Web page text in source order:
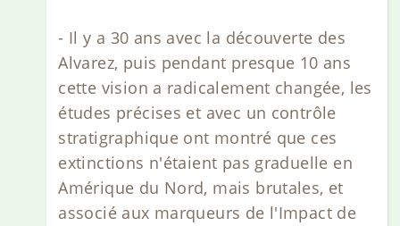
- Il y a 30 ans avec la découverte des
Alvarez, puis pendant presque 10 ans
cette vision a radicalement changée, les
études précises et avec un contrôle
stratigraphique ont montré que ces
extinctions n'étaient pas graduelle en
Amérique du Nord, mais brutales, et
associé aux marqueurs de l'Impact de